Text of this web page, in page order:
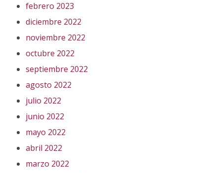
febrero 2023
diciembre 2022
noviembre 2022
octubre 2022
septiembre 2022
agosto 2022
julio 2022
junio 2022
mayo 2022
abril 2022
marzo 2022